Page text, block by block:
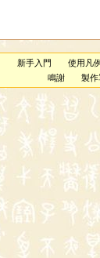
新手入門 使用凡
鳴謝
製作